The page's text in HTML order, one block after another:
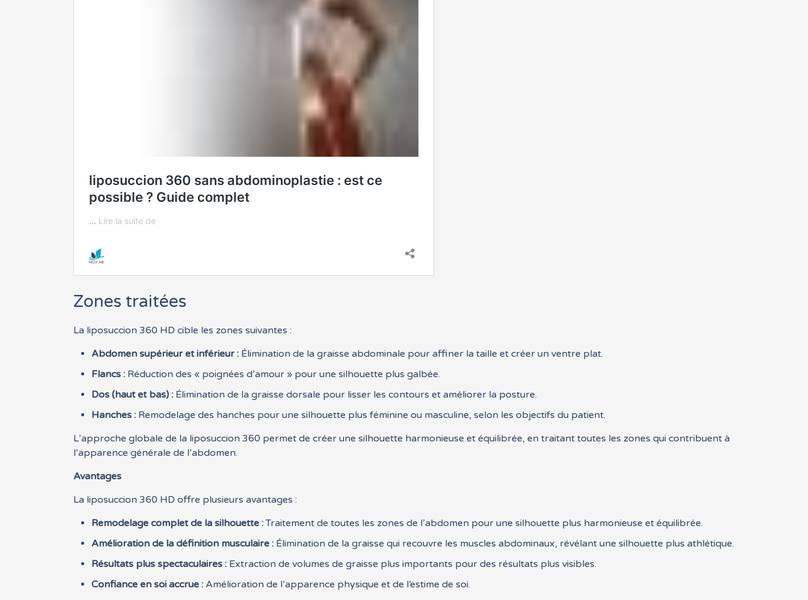
Zones traitées
La liposuccion 360 HD cible les zones suivantes :
Abdomen supérieur et inférieur : Élimination de la graisse abdominale pour affiner la taille et créer un ventre plat.
Flancs : Réduction des « poignées d’amour » pour une silhouette plus galbée.
Dos (haut et bas) : Élimination de la graisse dorsale pour lisser les contours et améliorer la posture.
Hanches : Remodelage des hanches pour une silhouette plus féminine ou masculine, selon les objectifs du patient.
L’approche globale de la liposuccion 360 permet de créer une silhouette harmonieuse et équilibrée, en traitant toutes les zones qui contribuent à
l’apparence générale de l’abdomen.
Avantages
La liposuccion 360 HD offre plusieurs avantages :
Remodelage complet de la silhouette :Traitement de toutes les zones de l’abdomen pour une silhouette plus harmonieuse et équilibrée.
Amélioration de la définition musculaire : Élimination de la graisse qui recouvre les muscles abdominaux, révélant une silhouette plus athlétique.
Résultats plus spectaculaires : Extraction de volumes de graisse plus importants pour des résultats plus visibles.
Confiance en soi accrue : Amélioration de l’apparence physique et de l’estime de soi.